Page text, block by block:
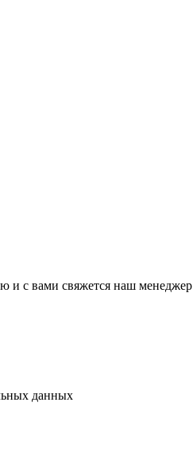
и с вами свяжется наш менеджер
данных